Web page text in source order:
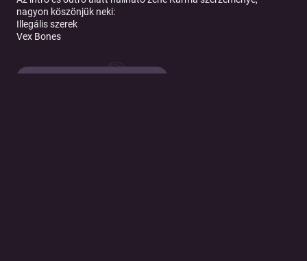
nagyon köszönjük neki:
Illegális szerek
Vex Bones